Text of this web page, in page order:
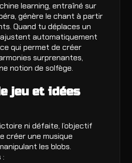
learning, entraîné sur
génère le chant à partir
Quand tu déplaces un
automatiquement
qui permet de créer
surprenantes,
notion de solfège.
jeu et idées
ni défaite, l’objectif
créer une musique
les blobs.
: